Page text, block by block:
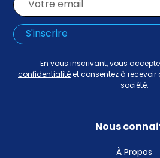
En vous inscrivant, vous
confidentialité et consentez à recevoir
société.
Nous
À Propos